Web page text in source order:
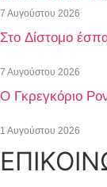
γηπέδου
7 Αυγούστου 2026
Στο Δίστομο
7 Αυγούστου 2026
O Γκρεγκόριο
1 Αυγούστου 2026